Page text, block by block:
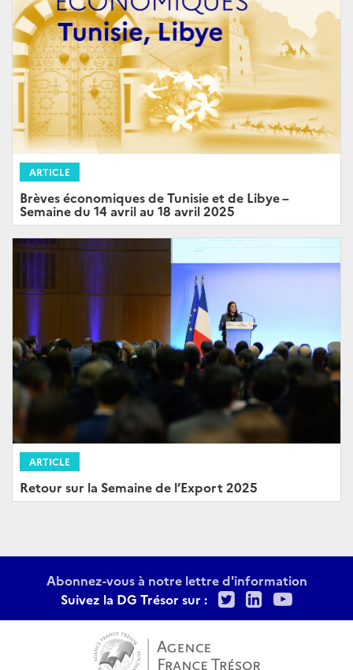
ARTICLE
Brèves économiques de Tunisie et de Libye –
Semaine du 14 avril au 18 avril 2025
ARTICLE
Retour sur la Semaine de l’Export 2025
Abonnez-vous à notre lettre d'information
Suivez la DG Trésor sur :
TwitterLinkedIn